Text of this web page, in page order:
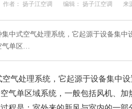
作者： 扬子江空调 编辑： 扬子江空调 来
中式空气处理系统，它起源于设备集
气单区…
空气处理系统，它起源于设备集中
气单区域系统，一般包括风机、